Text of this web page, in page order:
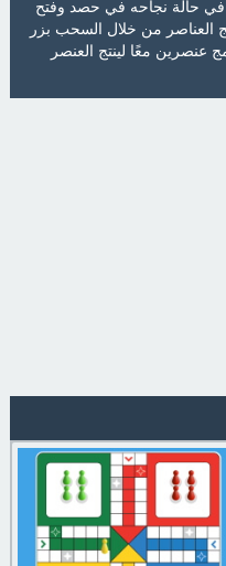
في حالة نجاحه في حصد وفتح
ويتم دمج العناصر من خلال السحب بزر
عنصرين معًا لينتج العنصر